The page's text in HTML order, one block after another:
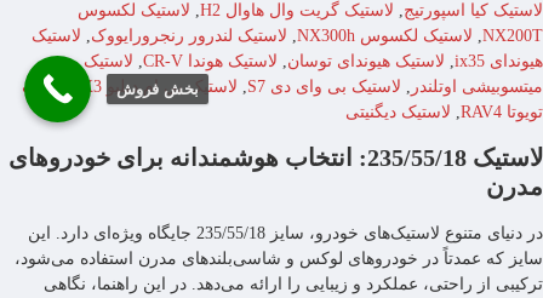
لاستیک کیا اسپورتیج, لاستیک گریت وال هاوال H2 , لاستیک لکسوس
NX200T
, لاستیک لکسوس NX300h , لاستیک لندرور رنجرورایووک, لاستیک
هیوندای ix35
, لاستیک هیوندای توسان, لاستیک هوندا CR-V , لاستیک
میتسوبیشی اوتلندر , لاستیک بی وای دی S7 , لاستیک بی ام دبلیو X3
لاستیک
تویوتا RAV4
, لاستیک دیگنیتی
لاستیک 235/55/18: انتخاب هوشمندانه برای خودروهای
مدرن
در دنیای متنوع لاستیک‌های خودرو، سایز 235/55/18 جایگاه ویژه‌ای دارد. این
سایز که عمدتاً در خودروهای لوکس و شاسی‌بلندهای مدرن استفاده می‌شود،
ترکیبی از راحتی، عملکرد و زیبایی را ارائه می‌دهد. در این راهنما، نگاهی
بخش فروش